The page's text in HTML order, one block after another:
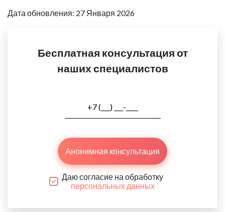
Дата обновления: 27 Января 2026
Бесплатная консультация от
наших специалистов
Анонимная консультация
Даю согласие на обработку
персональных данных